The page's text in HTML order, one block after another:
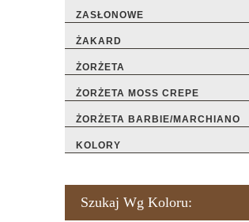
ZASŁONOWE
ŻAKARD
ŻORŻETA
ŻORŻETA MOSS CREPE
ŻORŻETA BARBIE/MARCHIANO
KOLORY
Szukaj Wg Koloru: